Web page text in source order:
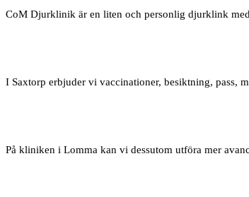
CoM Djurklinik är en liten och personlig djurklink
I Saxtorp erbjuder vi vaccinationer, besiktning, pass,
På kliniken i Lomma kan vi dessutom utföra mer